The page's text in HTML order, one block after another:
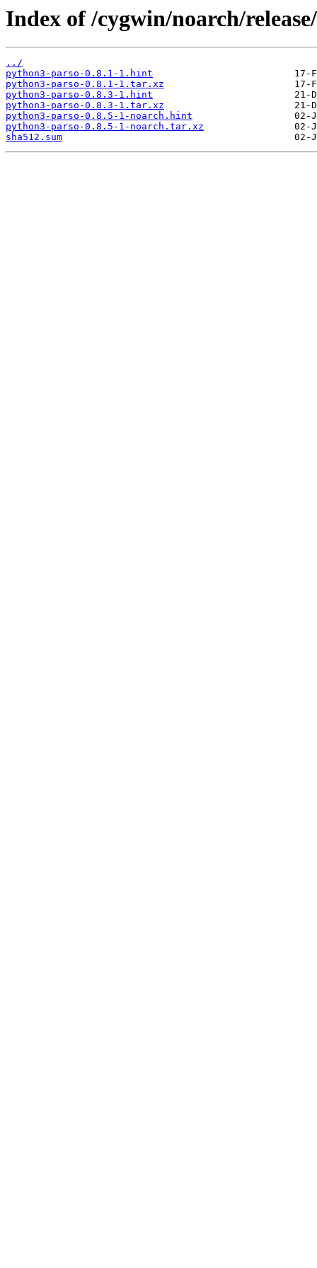
Index of /cygwin/noarch/
../
python3-parso-0.8.1-1.hint
python3-parso-0.8.1-1.tar.xz
python3-parso-0.8.3-1.hint
python3-parso-0.8.3-1.tar.xz
python3-parso-0.8.5-1-noarch.hint
python3-parso-0.8.5-1-noarch.tar.xz
sha512.sum